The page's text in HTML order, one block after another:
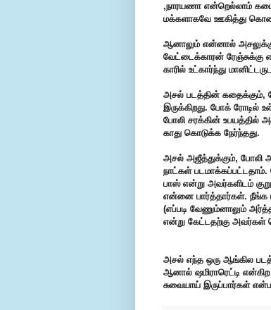
,நாரயணா என்றெல்லாம்
மக்களாகவே ஊகித்து
ஆனாலும் என்னால்
வேட்டைக்காரன் ரேஞ்சுக்கு
காரில் உட்கார்ந்து
அசல் படத்தின் கதைக்கும்,
இருக்கிறது. போக் ரோடில்
போலி சரக்கின் உபயத்தில்
காது கொடுக்க நேர்ந்தது.
அசல் அஜீத்துக்கும், போலி
நாட்கள் படமாக்கப்பட்டதாம்.
பாஸ் என்று அவர்களிடம்
என்னை பார்த்தார்கள். நீங்க
(எப்படி வேணும்னாலும்
என்று கேட்டதற்கு அவர்கள்
அசல் எந்த ஒரு ஆங்கில
ஆனால் ஷமிராரெட்டி
சுவையாய் இருப்பார்கள்